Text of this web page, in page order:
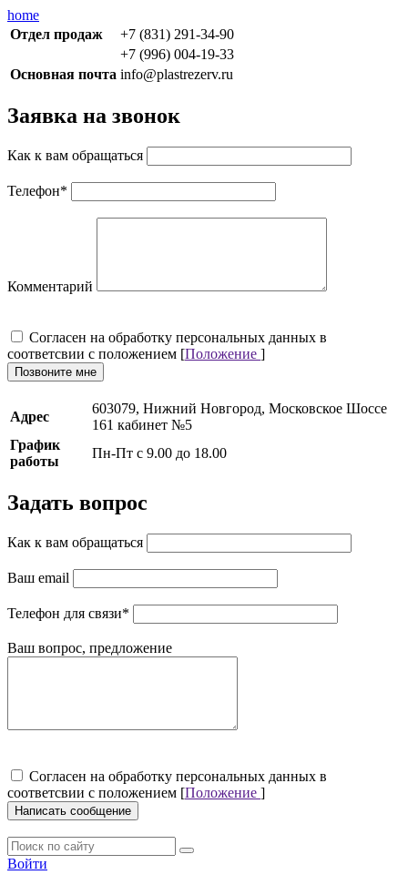
home
Отдел продаж
+7 (831) 291-34-90
+7 (996) 004-19-33
Основная почта info@plastrezerv.ru
Заявка на звонок
Как к вам обращаться
Телефон*
Комментарий
Cогласен на обработку персональных данных в
соответсвии с положением [Положение ]
Позвоните мне
Адрес
603079, Нижний Новгород, Московское Шоссе
161 кабинет №5
График
работы
Пн-Пт с 9.00 до 18.00
Задать вопрос
Как к вам обращаться
Ваш email
Телефон для связи*
Ваш вопрос, предложение
Cогласен на обработку персональных данных в
соответсвии с положением [Положение ]
Написать сообщение
Войти